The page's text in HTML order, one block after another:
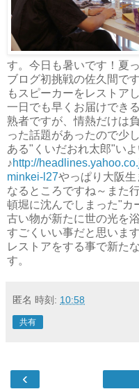
す。今日も暑いです！夏
ブログ初挑戦の佐久間で
もスピーカーをレストア
一日でも早くお届けでき
熟者ですが、情熱だけは
った話題があったので少
ある"くいだおれ太郎"い
♪http://
minkei-l27やっぱり大阪
なるところですね～また
頓堀に沈んでしまった"カ
古い物が新たに世の光を
すごくいい事だと思いま
レストアをする事で新た
す。
匿名 時刻: 10:58
共有
‹